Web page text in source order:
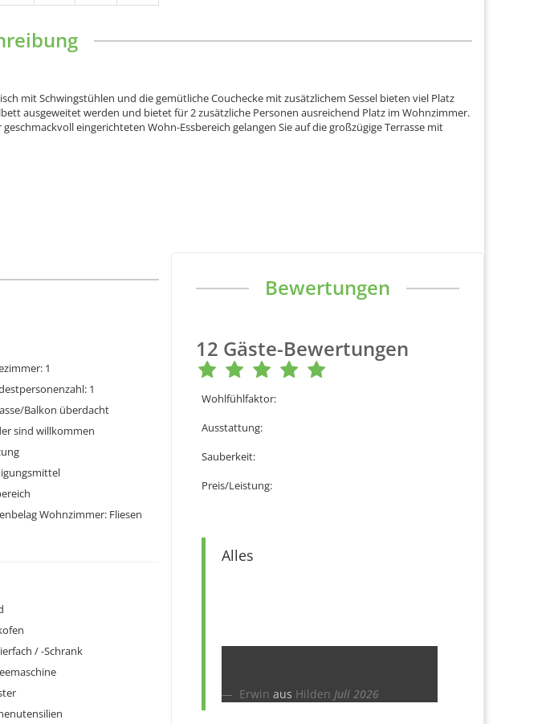
mit Schwingstühlen und die gemütliche Couchecke mit zusätzlichem Sessel bieten viel Platz
ausgeweitet werden und bietet für 2 zusätzliche Personen ausreichend Platz im Wohnzimmer.
eingerichteten Wohn-Essbereich gelangen Sie auf die großzügige Terrasse mit
: 1
: 1
Balkon überdacht
sind willkommen
Wohnzimmer: Fliesen
/ -Schrank
Bewertungen
12 Gäste-Bewertungen
Wohlfühlfaktor:
Ausstattung:
Sauberkeit:
Preis/Leistung:
Alles
Erwin aus Hilden Juli 2026